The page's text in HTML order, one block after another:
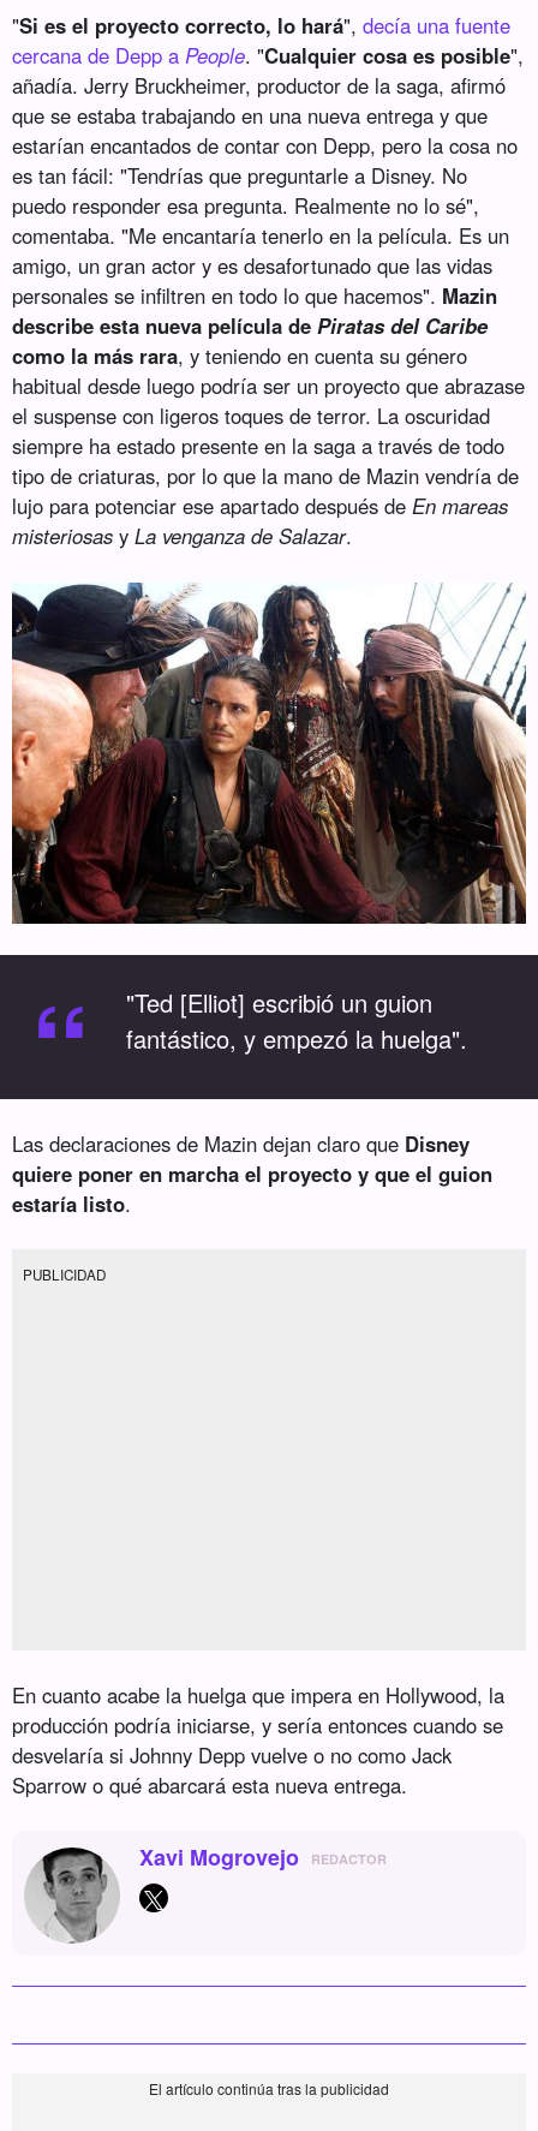
"Si es el proyecto correcto, lo hará",decía una fuente
cercana de Depp aPeople. "Cualquier cosa es posible",
añadía. Jerry Bruckheimer, productor de la saga, afirmó
que se estaba trabajando en una nueva entrega y que
estarían encantados de contar con Depp, pero la cosa no
es tan fácil: "Tendrías que preguntarle a Disney. No
puedo responder esa pregunta. Realmente no lo sé",
comentaba. "Me encantaría tenerlo en la película. Es un
amigo, un gran actor y es desafortunado que las vidas
personales se infiltren en todo lo que hacemos". Mazin
describe esta nueva película dePiratas del Caribe
como la más rara, y teniendo en cuenta su género
habitual desde luego podría ser un proyecto que abrazase
el suspense con ligeros toques de terror. La oscuridad
siempre ha estado presente en la saga a través de todo
tipo de criaturas, por lo que la mano de Mazin vendría de
lujo para potenciar ese apartado después deEn mareas
misteriosas yLa venganza de Salazar.
“
"Ted [Elliot] escribió un guion
fantástico, y empezó la huelga".
Las declaraciones de Mazin dejan claro que Disney
quiere poner en marcha el proyecto y que el guion
estaría listo.
PUBLICIDAD
En cuanto acabe la huelga que impera en Hollywood, la
producción podría iniciarse, y sería entonces cuando se
desvelaría si Johnny Depp vuelve o no como Jack
Sparrow o qué abarcará esta nueva entrega.
Xavi Mogrovejo REDACTOR